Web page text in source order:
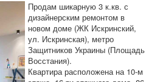
Продам шикарную 3 к.кв. с
дизайнерским ремонтом в
новом доме (ЖК Искринский,
ул. Искринская), метро
Защитников Украины (Площадь
Восстания).
Квартира расположена на 10-м